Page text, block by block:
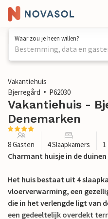
Waar zou je heen willen?
Bestemming, data en
1 / 22
Vakantiehuis
Bjerregård
P62030
Vakantiehuis -
Denemarken
8 Gasten 4 Slaapkamers
Charmant huisje in de
Het huis bestaat uit 4
vloerverwarming, een
die in het verlengde ligt van
een gedeeltelijk overdekt